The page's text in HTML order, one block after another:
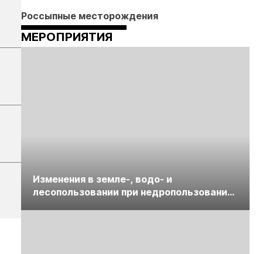
Россыпные месторождения
МЕРОПРИЯТИЯ
Изменения в земле-, водо- и
лесопользовании при недропользовании